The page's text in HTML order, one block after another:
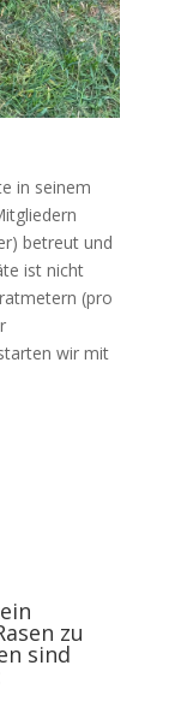
in seinem
betreut und
ist nicht
(pro
wir mit
zu
sind